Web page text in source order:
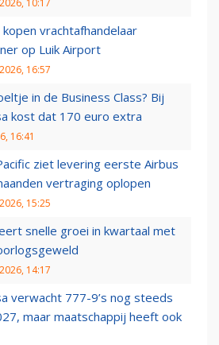
10:17
kopen vrachtafhandelaar
op Luik Airport
16:57
in de Business Class? Bij
kost dat 170 euro extra
16:41
ziet levering eerste Airbus
vertraging oplopen
15:25
snelle groei in kwartaal met
14:17
verwacht 777-9’s nog steeds
maar maatschappij heeft ook